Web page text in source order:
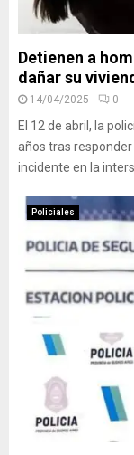
Detienen a
dañar su
14/04/2025 0
El 12 de abril, la
años tras
incidente en la
Policiales